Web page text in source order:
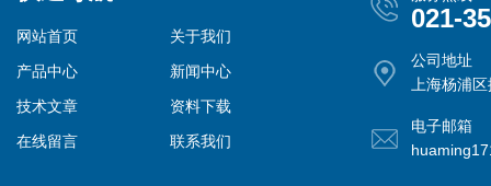
网站首页
关于我们
产品中心
新闻中心
技术文章
资料下载
在线留言
联系我们
021-
公司地址
上海杨浦
电子邮箱